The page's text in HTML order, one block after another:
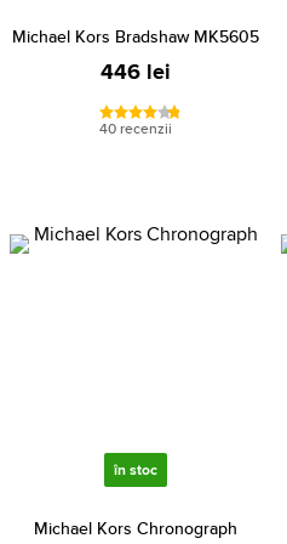
Michael Kors Bradshaw MK5605
446 lei
40 recenzii
în stoc
Michael Kors Chronograph